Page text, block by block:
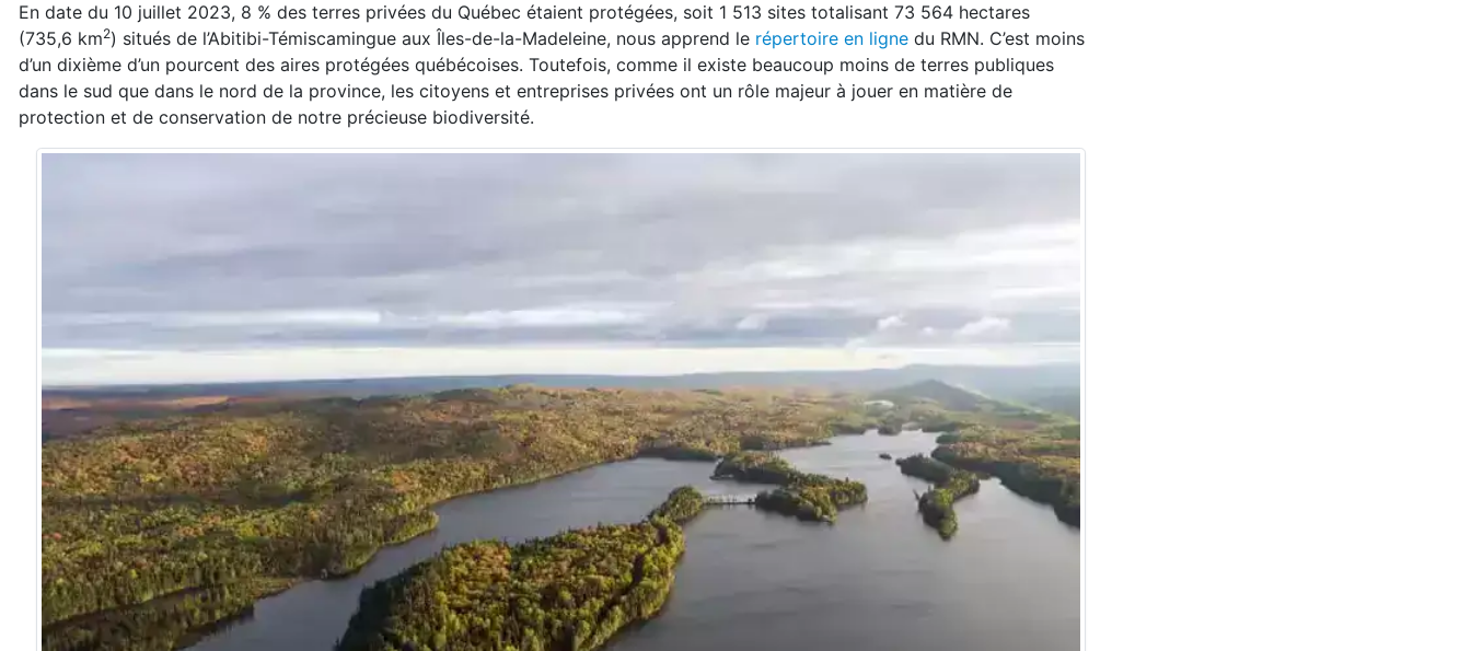
En date du 10 juillet 2023, 8 % des terres privées du Québec étaient protégées, soit 1 513 sites totalisant 73 564 hectares
(735,6 km2) situés de l’Abitibi-Témiscamingue aux Îles-de-la-Madeleine, nous apprend le répertoire en ligne du RMN. C’est moins
d’un dixième d’un pourcent des aires protégées québécoises. Toutefois, comme il existe beaucoup moins de terres publiques
dans le sud que dans le nord de la province, les citoyens et entreprises privées ont un rôle majeur à jouer en matière de
protection et de conservation de notre précieuse biodiversité.